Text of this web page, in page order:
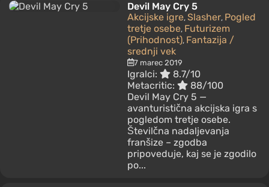
Devil May Cry 5
Akcijske igre, Slasher, Pogled
tretje osebe, Futurizem
(Prihodnost), Fantazija /
srednji vek
7 marec 2019
Igralci:
8.7/10
Metacritic:
88/100
Devil May Cry 5 —
avanturistična akcijska igra s
pogledom tretje osebe.
Številčna nadaljevanja
franšize – zgodba
pripoveduje, kaj se je zgodilo
po...